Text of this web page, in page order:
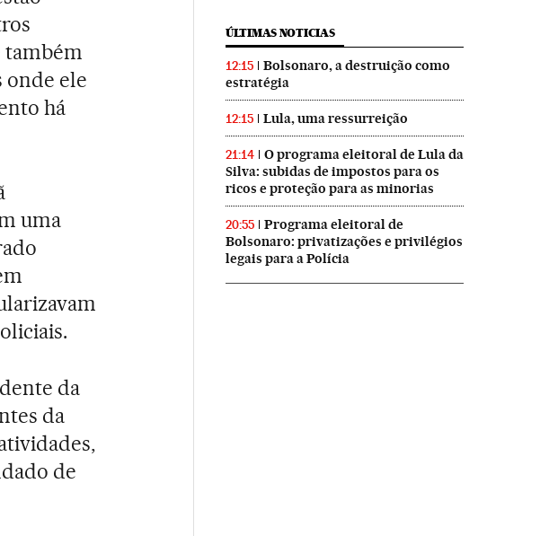
também
onde ele
há
uma
da
da
de
ÚLTIMAS NOTICIAS
12:15
Bolsonaro, a destruição como
estratégia
12:15 Lula, uma ressurreição
21:14
O programa eleitoral de Lula da
Silva: subidas de impostos para os
ricos e proteção para as minorias
20:55
Programa eleitoral de
Bolsonaro: privatizações e privilégios
legais para a Polícia